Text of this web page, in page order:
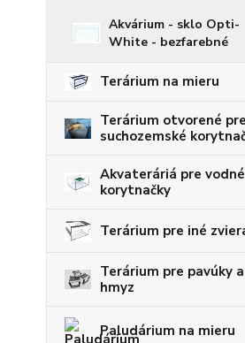
Akvárium - sklo Opti-
White - bezfarebné
Terárium na mieru
Terárium otvorené pre
suchozemské
Akvateráriá pre vodné
korytnačky
Terárium pre iné
Terárium pre pavúky a
hmyz
Paludárium na mieru